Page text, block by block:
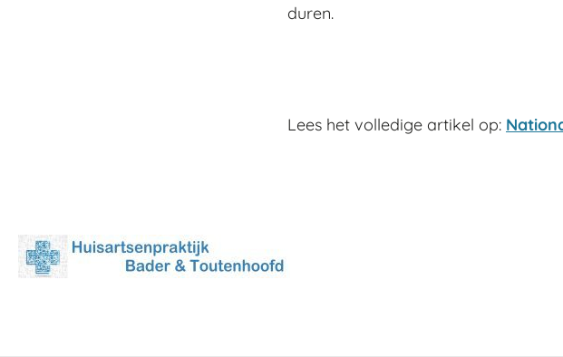
duren.
Lees het volledige artikel op: